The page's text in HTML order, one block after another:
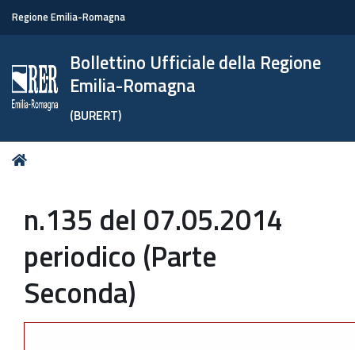
Regione Emilia-Romagna
Bollettino Ufficiale della Regione
Emilia-Romagna
(BURERT)
Tu
n.135 del 07.05.2014
periodico (Parte
Seconda)